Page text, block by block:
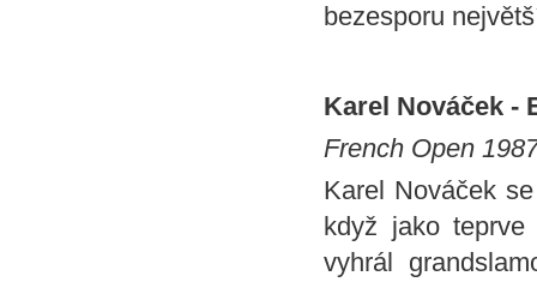
bezesporu
Karel Nováček -
French Open
Karel Nováček
když jako
vyhrál